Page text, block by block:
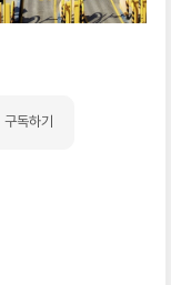
구독하기